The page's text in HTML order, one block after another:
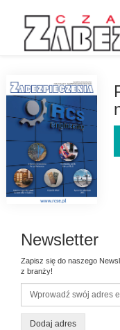
Przejdź
Newsletter
Zapisz się do naszego
z branży!
Dodaj adres